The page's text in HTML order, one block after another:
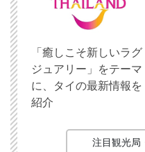
「癒しこそ新しいラグ
ジュアリー」をテーマ
に、タイの最新情報を
紹介
注目観光局